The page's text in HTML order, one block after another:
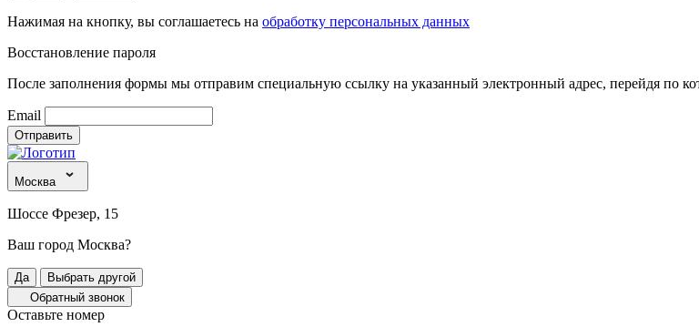
Нажимая на кнопку, вы соглашаетесь на обработку персональных данных
Восстановление пароля
После заполнения формы мы отправим специальную ссылку на указанный электронный адрес, перейдя по
Email
Отправить
Москва
Шоссе Фрезер, 15
Ваш город Москва?
Да
Выбрать другой
Обратный звонок
Оставьте номер